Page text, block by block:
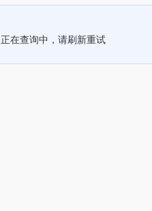
正在查询中，请刷新重试